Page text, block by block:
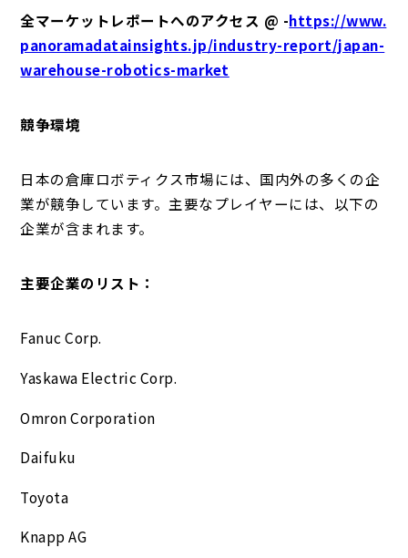
全マーケットレポートへのアクセス @ -https://www.
panoramadatainsights.jp/industry-report/japan-
warehouse-robotics-market
競争環境
日本の倉庫ロボティクス市場には、国内外の多くの企
業が競争しています。主要なプレイヤーには、以下の
企業が含まれます。
主要企業のリスト：
Fanuc Corp.
Yaskawa Electric Corp.
Omron Corporation
Daifuku
Toyota
Knapp AG